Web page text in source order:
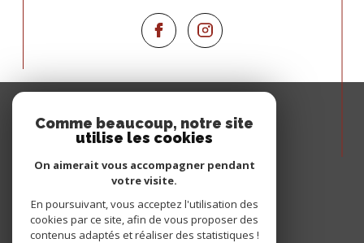
PROPRIÉTAIRE
Se connecter
Comme beaucoup, notre site
utilise les cookies
On aimerait vous accompagner pendant
votre visite.
En poursuivant, vous acceptez l'utilisation des
cookies par ce site, afin de vous proposer des
contenus adaptés et réaliser des statistiques !